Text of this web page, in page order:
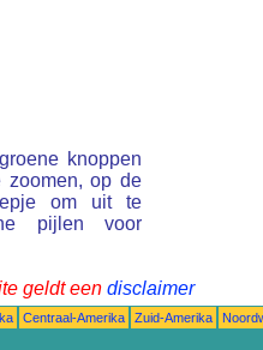
knoppen
zoomen, op de
om uit te
pijlen voor
geldt een disclaimer
Centraal-Amerika Zuid-Amerika